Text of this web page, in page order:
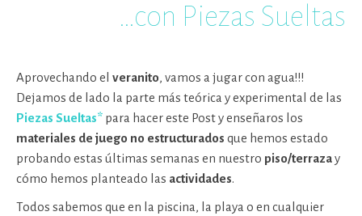
…con Piezas Sueltas
Aprovechando el veranito, vamos a jugar con agua!!!
Dejamos de lado la parte más teórica y experimental de las
Piezas Sueltas* para hacer este Post y enseñaros los
materiales de juego no estructurados que hemos estado
probando estas últimas semanas en nuestro piso/terrazay
cómo hemos planteado las actividades.
Todos sabemos que en la piscina, la playa o en cualquier